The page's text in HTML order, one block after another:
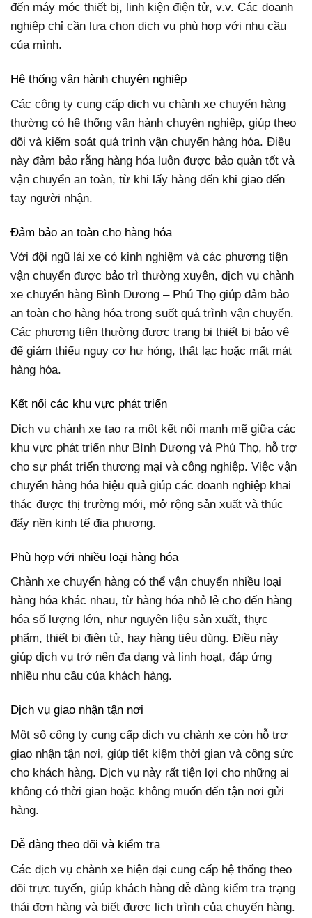
đến máy móc thiết bị, linh kiện điện tử, v.v. Các doanh
nghiệp chỉ cần lựa chọn dịch vụ phù hợp với nhu cầu
của mình.
Hệ thống vận hành chuyên nghiệp
Các công ty cung cấp dịch vụ chành xe chuyển hàng
thường có hệ thống vận hành chuyên nghiệp, giúp theo
dõi và kiểm soát quá trình vận chuyển hàng hóa. Điều
này đảm bảo rằng hàng hóa luôn được bảo quản tốt và
vận chuyển an toàn, từ khi lấy hàng đến khi giao đến
tay người nhận.
Đảm bảo an toàn cho hàng hóa
Với đội ngũ lái xe có kinh nghiệm và các phương tiện
vận chuyển được bảo trì thường xuyên, dịch vụ chành
xe chuyển hàng Bình Dương – Phú Thọ giúp đảm bảo
an toàn cho hàng hóa trong suốt quá trình vận chuyển.
Các phương tiện thường được trang bị thiết bị bảo vệ
để giảm thiểu nguy cơ hư hỏng, thất lạc hoặc mất mát
hàng hóa.
Kết nối các khu vực phát triển
Dịch vụ chành xe tạo ra một kết nối mạnh mẽ giữa các
khu vực phát triển như Bình Dương và Phú Thọ, hỗ trợ
cho sự phát triển thương mại và công nghiệp. Việc vận
chuyển hàng hóa hiệu quả giúp các doanh nghiệp khai
thác được thị trường mới, mở rộng sản xuất và thúc
đẩy nền kinh tế địa phương.
Phù hợp với nhiều loại hàng hóa
Chành xe chuyển hàng có thể vận chuyển nhiều loại
hàng hóa khác nhau, từ hàng hóa nhỏ lẻ cho đến hàng
hóa số lượng lớn, như nguyên liệu sản xuất, thực
phẩm, thiết bị điện tử, hay hàng tiêu dùng. Điều này
giúp dịch vụ trở nên đa dạng và linh hoạt, đáp ứng
nhiều nhu cầu của khách hàng.
Dịch vụ giao nhận tận nơi
Một số công ty cung cấp dịch vụ chành xe còn hỗ trợ
giao nhận tận nơi, giúp tiết kiệm thời gian và công sức
cho khách hàng. Dịch vụ này rất tiện lợi cho những ai
không có thời gian hoặc không muốn đến tận nơi gửi
hàng.
Dễ dàng theo dõi và kiểm tra
Các dịch vụ chành xe hiện đại cung cấp hệ thống theo
dõi trực tuyến, giúp khách hàng dễ dàng kiểm tra trạng
thái đơn hàng và biết được lịch trình của chuyến hàng.